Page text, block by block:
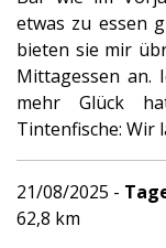
etwas zu essen
bieten sie mir
Mittagessen an.
mehr Glück
Tintenfische: Wir
21/08/2025 -
62,8 km